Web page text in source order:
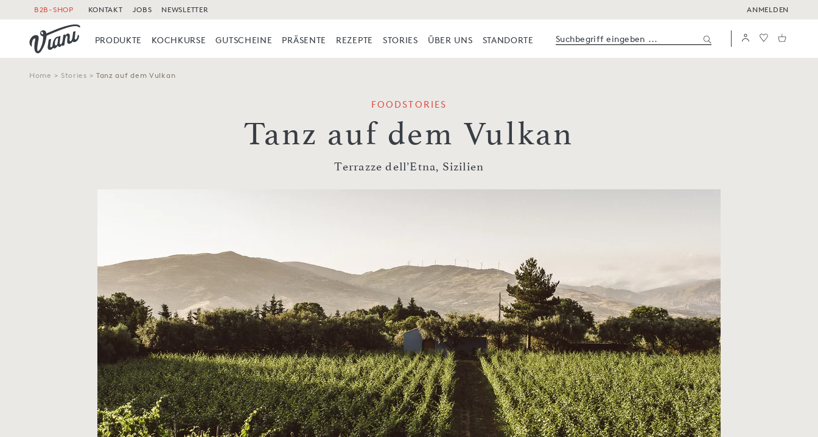
B2B-SHOP KONTAKT JOBS NEWSLETTER ANMELDEN
PRODUKTE KOCHKURSE GUTSCHEINE PRÄSENTE REZEPTE STORIES ÜBER UNS STANDORTE
Home > Stories > Tanz auf dem Vulkan
FOODSTORIES
Tanz auf dem Vulkan
Terrazze dell’Etna, Sizilien